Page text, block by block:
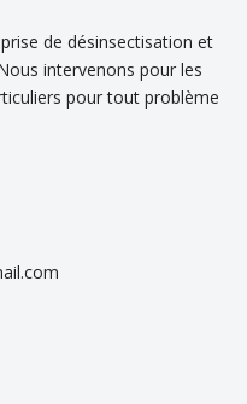
de désinsectisation et
intervenons pour les
pour tout problème